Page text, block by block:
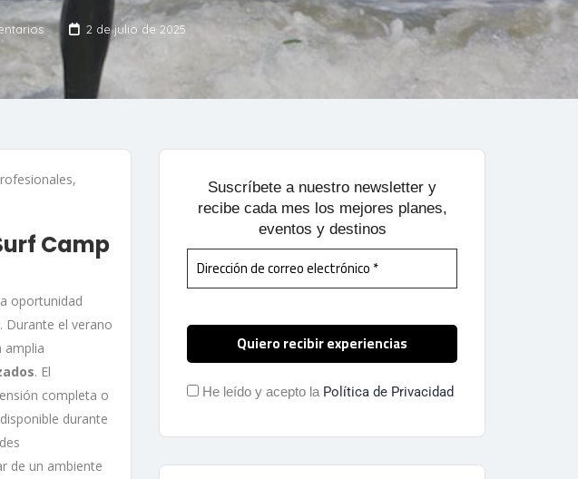
2 de julio de 2025
Camp
oportunidad
. Durante el verano
amplia
. El
completa o
durante
de un ambiente
Suscríbete a nuestro newsletter y
recibe cada mes los mejores planes,
eventos y destinos
He leído y acepto la Política de Privacidad